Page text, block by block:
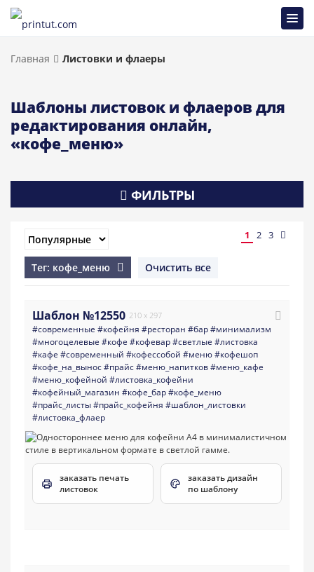
Главная Листовки и флаеры
Шаблоны листовок и флаеров для
редактирования онлайн,
«кофе_меню»
ФИЛЬТРЫ
1 2 3
Тег: кофе_меню Очистить все
Шаблон №12550 210 x 297
#современные #кофейня #ресторан #бар#минимализм
#многоцелевые #кофе #кофевар#светлые #листовка
#кафе #современный #кофессобой #меню#кофешоп
#кофе_на_вынос#прайс#меню_напитков#меню_кафе
#меню_кофейной #листовка_кофейни
#кофейный_магазин #кофе_бар#кофе_меню
#прайс_листы#прайс_кофейня #шаблон_листовки
#листовка_флаер
заказать печать
листовок
заказать дизайн
по шаблону